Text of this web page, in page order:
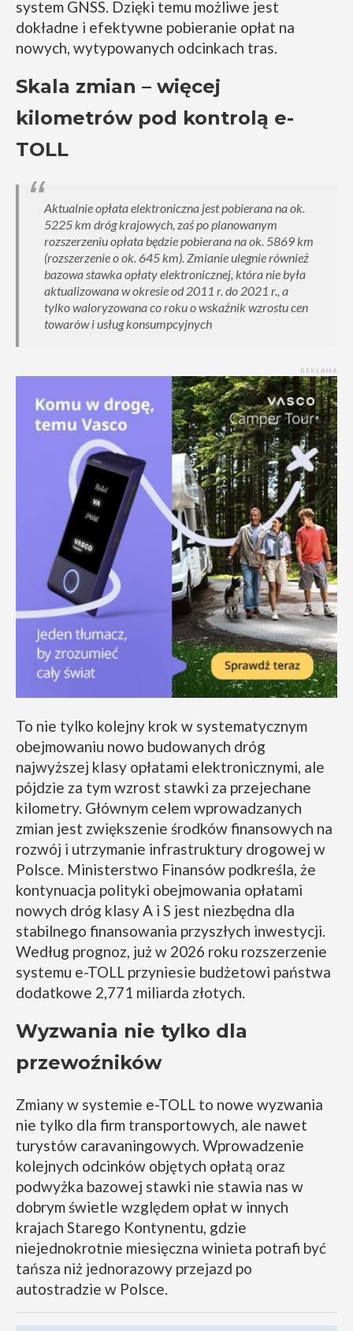
system GNSS. Dzięki temu możliwe jest
dokładne i efektywne pobieranie opłat na
nowych, wytypowanych odcinkach tras.
Skala zmian – więcej
kilometrów pod kontrolą e-
TOLL
Aktualnie opłata elektroniczna jest pobierana na ok.
5225 km dróg krajowych, zaś po planowanym
rozszerzeniu opłata będzie pobierana na ok. 5869 km
(rozszerzenie o ok. 645 km). Zmianie ulegnie również
bazowa stawka opłaty elektronicznej, która nie była
aktualizowana w okresie od 2011 r. do 2021 r., a
tylko waloryzowana co roku o wskaźnik wzrostu cen
towarów i usług konsumpcyjnych
REKLAMA
To nie tylko kolejny krok w systematycznym
obejmowaniu nowo budowanych dróg
najwyższej klasy opłatami elektronicznymi, ale
pójdzie za tym wzrost stawki za przejechane
kilometry. Głównym celem wprowadzanych
zmian jest zwiększenie środków finansowych na
rozwój i utrzymanie infrastruktury drogowej w
Polsce. Ministerstwo Finansów podkreśla, że
kontynuacja polityki obejmowania opłatami
nowych dróg klasy A i S jest niezbędna dla
stabilnego finansowania przyszłych inwestycji.
Według prognoz, już w 2026 roku rozszerzenie
systemu e-TOLL przyniesie budżetowi państwa
dodatkowe 2,771 miliarda złotych.
Wyzwania nie tylko dla
przewoźników
Zmiany w systemie e-TOLL to nowe wyzwania
nie tylko dla firm transportowych, ale nawet
turystów caravaningowych. Wprowadzenie
kolejnych odcinków objętych opłatą oraz
podwyżka bazowej stawki nie stawia nas w
dobrym świetle względem opłat w innych
krajach Starego Kontynentu, gdzie
niejednokrotnie miesięczna winieta potrafi być
tańsza niż jednorazowy przejazd po
autostradzie w Polsce.